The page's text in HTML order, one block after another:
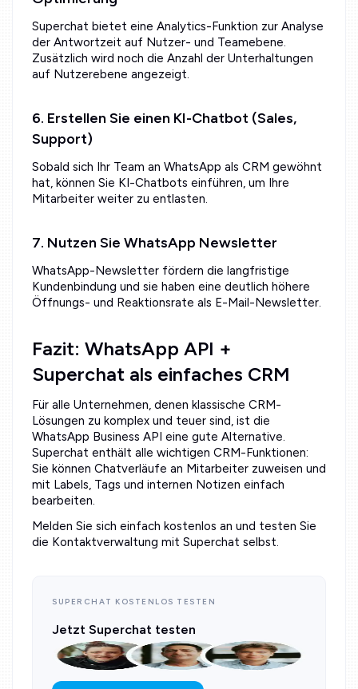
Superchat bietet eine Analytics-Funktion zur Analyse
der Antwortzeit auf Nutzer- und Teamebene.
Zusätzlich wird noch die Anzahl der Unterhaltungen
auf Nutzerebene angezeigt.
6. Erstellen Sie einen KI-Chatbot (Sales,
Support)
Sobald sich Ihr Team an WhatsApp als CRM gewöhnt
hat, können Sie KI-Chatbots einführen, um Ihre
Mitarbeiter weiter zu entlasten.
7. Nutzen Sie WhatsApp Newsletter
WhatsApp-Newsletter fördern die langfristige
Kundenbindung und sie haben eine deutlich höhere
Öffnungs- und Reaktionsrate als E-Mail-Newsletter.
Fazit: WhatsApp API +
Superchat als einfaches CRM
Für alle Unternehmen, denen klassische CRM-
Lösungen zu komplex und teuer sind, ist die
WhatsApp Business API eine gute Alternative.
Superchat enthält alle wichtigen CRM-Funktionen:
Sie können Chatverläufe an Mitarbeiter zuweisen und
mit Labels, Tags und internen Notizen einfach
bearbeiten.
Melden Sie sich einfach kostenlos an und testen Sie
die Kontaktverwaltung mit Superchat selbst.
SUPERCHAT KOSTENLOS TESTEN
Jetzt Superchat testen